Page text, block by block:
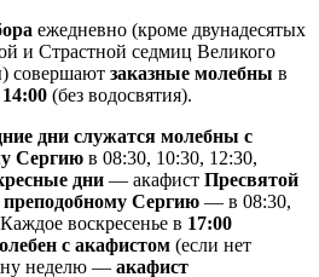
ежедневно (кроме двунадесятых
и Страстной седмиц Великого
совершают заказные молебны в
14:00 (без водосвятия).
дни служатся молебны с
Сергию в 08:30, 10:30, 12:30,
дни — акафист Пресвятой
преподобному Сергию — в 08:30,
воскресенье в 17:00
с акафистом (если нет
неделю — акафист